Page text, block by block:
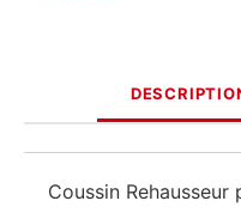
Coussin Rehausseur